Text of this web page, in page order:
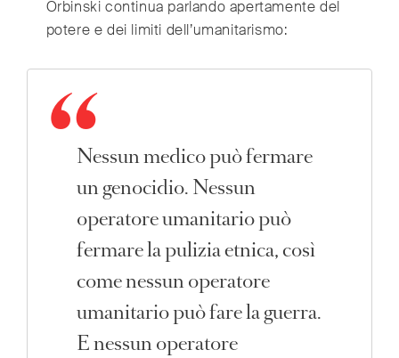
Orbinski continua parlando apertamente del
potere e dei limiti dell’umanitarismo:
Nessun medico può fermare
un genocidio. Nessun
operatore umanitario può
fermare la pulizia etnica, così
come nessun operatore
umanitario può fare la guerra.
E nessun operatore